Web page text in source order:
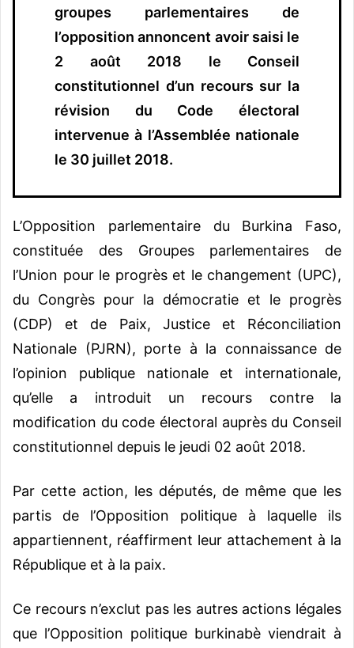
groupes parlementaires de
l’opposition annoncent avoir saisi le
2 août 2018 le Conseil
constitutionnel d’un recours sur la
révision du Code électoral
intervenue à l’Assemblée nationale
le 30 juillet 2018.
L’Opposition parlementaire du Burkina Faso,
constituée des Groupes parlementaires de
l’Union pour le progrès et le changement (UPC),
du Congrès pour la démocratie et le progrès
(CDP) et de Paix, Justice et Réconciliation
Nationale (PJRN), porte à la connaissance de
l’opinion publique nationale et internationale,
qu’elle a introduit un recours contre la
modification du code électoral auprès du Conseil
constitutionnel depuis le jeudi 02 août 2018.
Par cette action, les députés, de même que les
partis de l’Opposition politique à laquelle ils
appartiennent, réaffirment leur attachement à la
République et à la paix.
Ce recours n’exclut pas les autres actions légales
que l’Opposition politique burkinabè viendrait à